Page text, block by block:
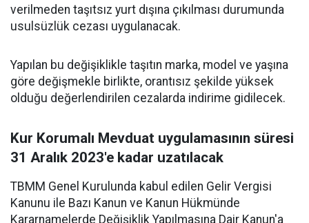
verilmeden taşıtsız yurt dışına çıkılması durumunda
usulsüzlük cezası uygulanacak.
Yapılan bu değişiklikle taşıtın marka, model ve yaşına
göre değişmekle birlikte, orantısız şekilde yüksek
olduğu değerlendirilen cezalarda indirime gidilecek.
Kur Korumalı Mevduat uygulamasının süresi
31 Aralık 2023'e kadar uzatılacak
TBMM Genel Kurulunda kabul edilen Gelir Vergisi
Kanunu ile Bazı Kanun ve Kanun Hükmünde
Kararnamelerde Değişiklik Yapılmasına Dair Kanun'a